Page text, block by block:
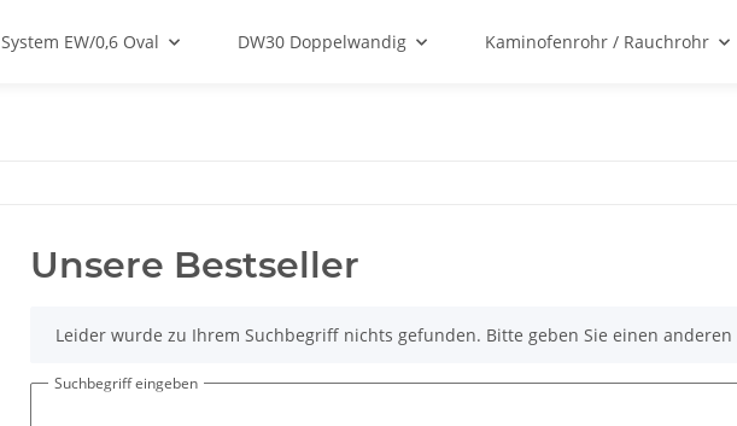
System EW/0,6 Oval DW30 Doppelwandig Kaminofenrohr / Rauchrohr
Unsere Bestseller
xLeider wurde zu Ihrem Suchbegriff nichts gefunden. Bitte geben Sie einen
Suchbegriff eingeben